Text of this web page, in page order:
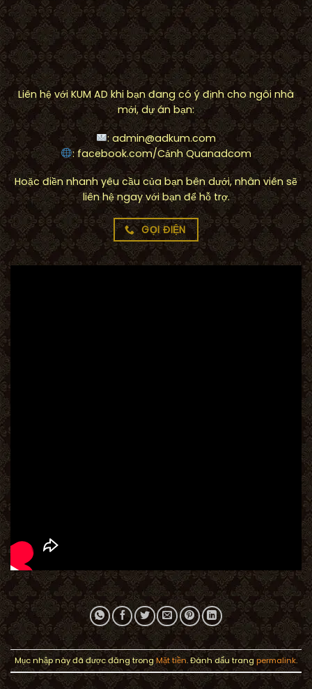
Liên hệ với KUM AD khi bạn đang có ý định cho ngôi nhà
mới, dự án bạn:
: admin@adkum.com
: facebook.com/Cảnh Quanadcom
Hoặc điền nhanh yêu cầu của bạn bên dưới, nhân viên sẽ
liên hệ ngay với bạn để hỗ trợ.
GỌI ĐIỆN
Mục nhập này đã được đăng trongMặt tiền. Đánh dấu trang permalink.